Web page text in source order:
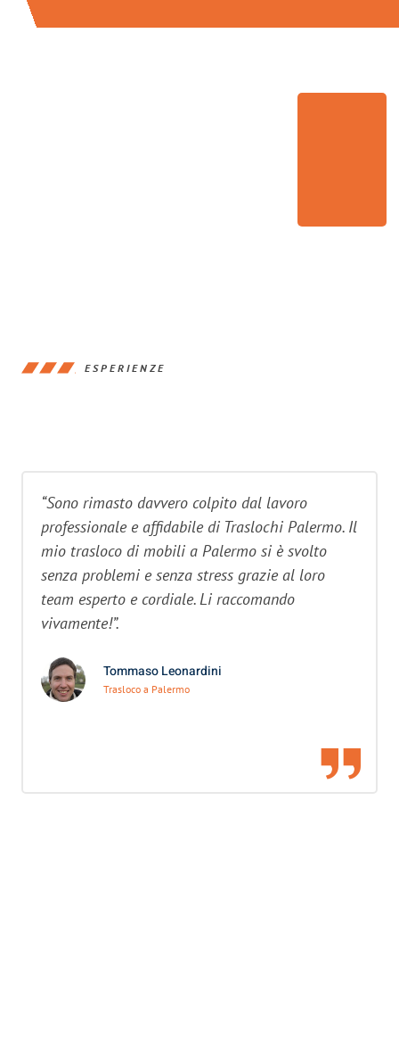
ESPERIENZE
“Sono rimasto davvero colpito dal lavoro
professionale e affidabile di Traslochi Palermo. Il
mio trasloco di mobili a Palermo si è svolto
senza problemi e senza stress grazie al loro
team esperto e cordiale. Li raccomando
vivamente!”.
Tommaso Leonardini
Trasloco a Palermo